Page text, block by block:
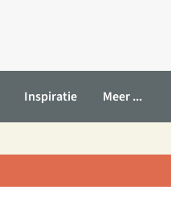
Inspiratie Meer ...